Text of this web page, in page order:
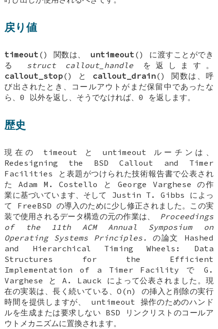
戻り値
timeout () 関数は、untimeout () に渡すことができ
る struct callout_handle を返します。
callout_stop() と callout_drain() 関数は、呼
び出されたとき、コールアウトがまだ保留中であったな
ら、0 以外を返し、そうでなければ、0 を返します。
歴史
現在の timeout と untimeout ルーチンは、
Redesigning the BSD Callout and Timer
Facilities
と表題がつけられた技術報告書で公表され
たAdam M. Costello とGeorge Varghese の作
業に基づいています、そして Justin T. Gibbs
によっ
て FreeBSD の導入のために少し修正されました。この実
装で使用されるデータ構造の元の作業は、 Proceedings
of the 11th ACM Annual Symposium on
Operating Systems Principles.
の論文 Hashed
and Hierarchical Timing Wheels: Data
Structures for the Efficient
Implementation of a Timer Facility で G.
Varghese
とA. Lauck によって公表されました。現
在の実装は、長く続いている、O(n) の挿入と削除の実行
時間を提供しますが、 untimeout 操作のためのハンド
ルを生成または要求しない BSD リンクリストのコールア
ウトメカニズムに置換されます。